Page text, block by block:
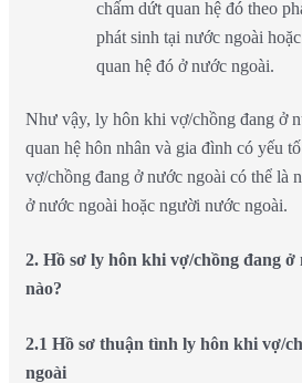
chấm dứt quan hệ đó theo
phát sinh tại nước ngoài
quan hệ đó ở nước ngoài.
Như vậy, ly hôn khi vợ/chồng đang ở
quan hệ hôn nhân và gia đình có yếu
vợ/chồng đang ở nước ngoài có thể là
ở nước ngoài hoặc người nước ngoài.
2. Hồ sơ ly hôn khi vợ/chồng đang
nào?
2.1 Hồ sơ thuận tình ly hôn khi vợ/
ngoài